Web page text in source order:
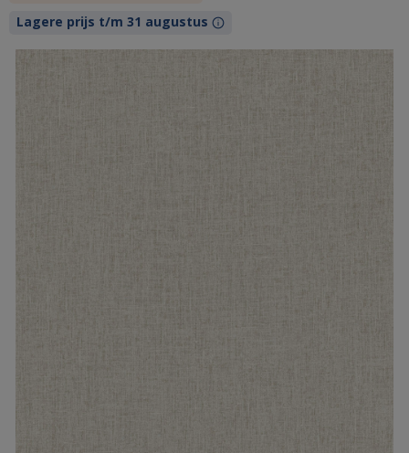
Lagere prijs t/m 31 augustus